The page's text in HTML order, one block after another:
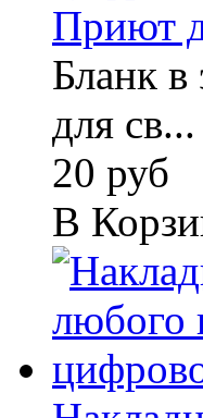
Приют
Бланк в
для св...
20 руб
В